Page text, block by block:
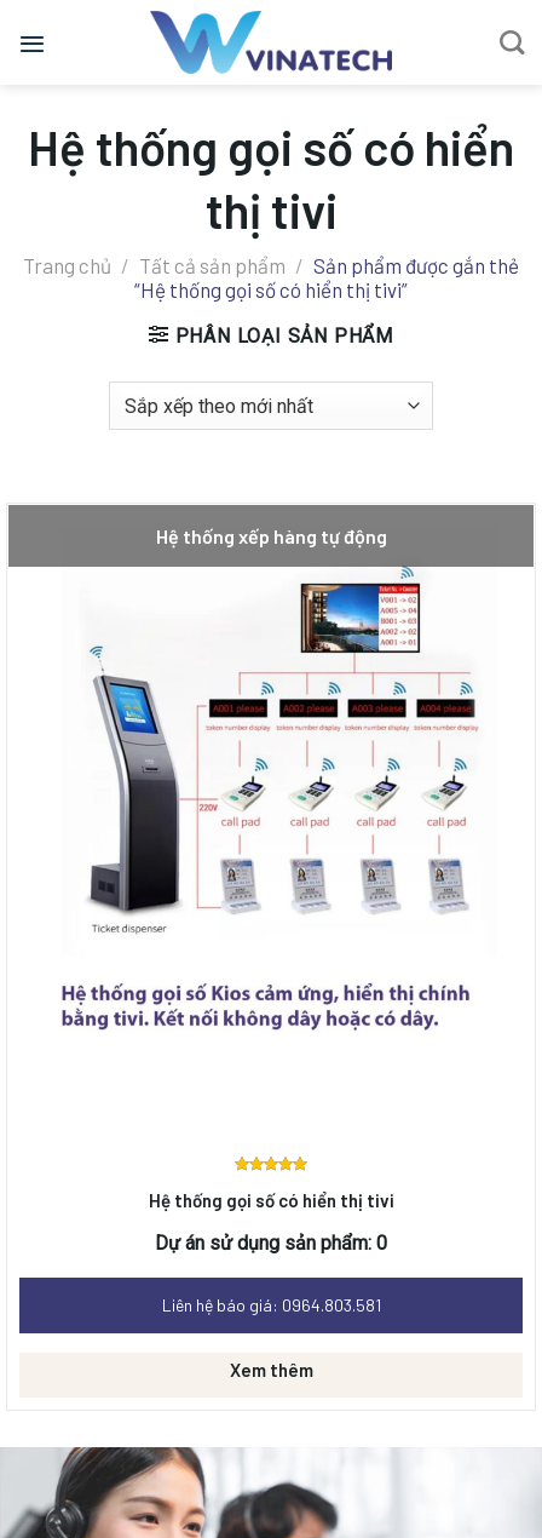
qua
Hệ thống gọi số có hiển
thị tivi
Trang chủ / Tất cả sản phẩm / Sản phẩm được gắn thẻ
“Hệ thống gọi số có hiển thị tivi”
PHÂN LOẠI SẢN PHẨM
Hệ thống xếp hàng tự động
Được
xếp
hạng
5 sao
Hệ thống gọi số có hiển thị tivi
Dự án sử dụng sản phẩm: 0
Liên hệ báo giá: 0964.803.581
Xem thêm